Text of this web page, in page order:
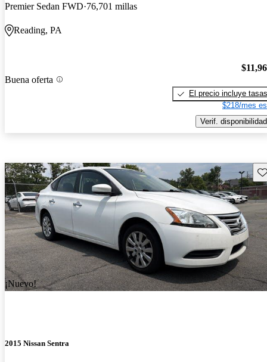
Premier Sedan FWD 76,701 millas
Reading, PA
Buena oferta
El precio incluye tasas
$218/mes
Verif. disponibilidad
¡Nuevo!
2015 Nissan Sentra